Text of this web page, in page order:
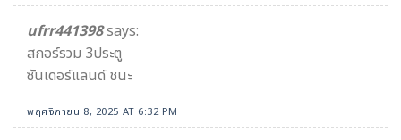
ufrr441398says:
สกอร์รวม 3ประตู
ซันเดอร์แลนด์ ชนะ
พฤศจิกายน 8, 2025 AT 6:32 PM